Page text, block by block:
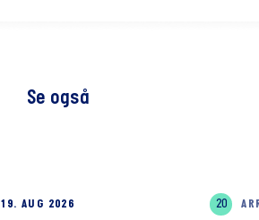
Se også
19. AUG 2026 20